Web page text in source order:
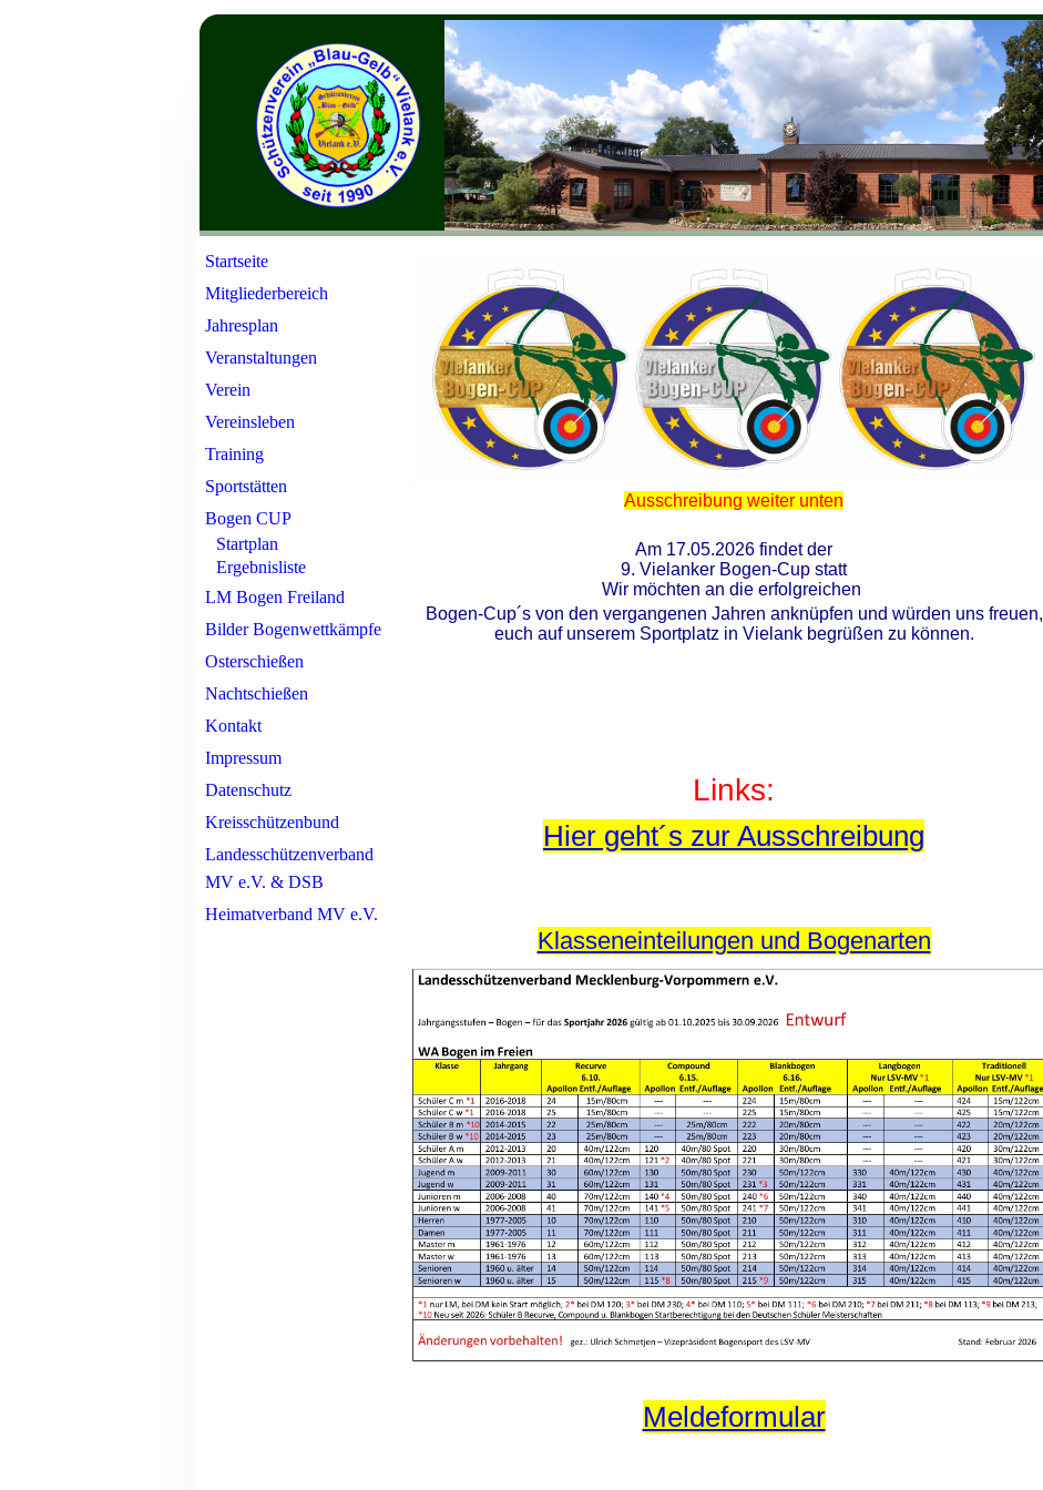
Startseite
Mitgliederbereich
Jahresplan
Veranstaltungen
Verein
Vereinsleben
Training
Sportstätten
Bogen CUP
Startplan
Ergebnisliste
LM Bogen Freiland
Bilder Bogenwettkämpfe
Osterschießen
Nachtschießen
Kontakt
Impressum
Datenschutz
Kreisschützenbund
Landesschützenverband
MV e.V. & DSB
Heimatverband MV e.V.
Ausschreibung weiter unten
Am 17.05.2026 findet der
9. Vielanker Bogen-Cup statt
Wir möchten an die erfolgreichen
Bogen-Cup´s von den vergangenen Jahren anknüpfen und würden uns freuen,
euch auf unserem Sportplatz in Vielank begrüßen zu können.
Links:
Hier geht´s zur Ausschreibung
Klasseneinteilungen und Bogenarten
Meldeformular